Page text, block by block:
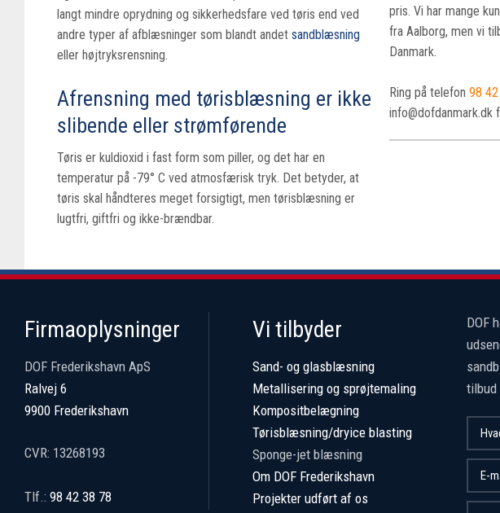
langt mindre oprydning og sikkerhedsfare ved tøris end ved
andre typer af afblæsninger som blandt andet sandblæsning
eller højtryksrensning.
Afrensning med tørisblæsning er ikke
slibende eller strømførende
Tøris er kuldioxid i fast form som piller, og det har en
temperatur på -79° C ved atmosfærisk tryk. Det betyder, at
tøris skal håndteres meget forsigtigt, men tørisblæsning er
lugtfri, giftfri og ikke-brændbar.
pris. Vi har mange
fra Aalborg, men vi
Danmark.
Ring på telefon 98
info@dofdanmark.dk
Firmaoplysninger
DOF Frederikshavn ApS
Ralvej 6
9900 Frederikshavn
CVR: 13268193
​Tlf.: 98 42 38 78
Vi tilbyder
Sand- og glasblæsning
Metallisering og sprøjtemaling
Kompositbelægning
Tørisblæsning/dryice blasting
​Sponge-jet blæsning
Om DOF Frederikshavn
Projekter udført af os
​DOF
tilbud